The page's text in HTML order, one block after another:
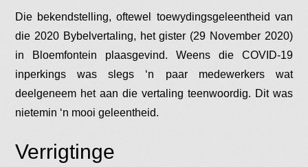
Die bekendstelling, oftewel toewydingsgeleentheid van
die 2020 Bybelvertaling, het gister (29 November 2020)
in Bloemfontein plaasgevind. Weens die COVID-19
inperkings was slegs ‘n paar medewerkers wat
deelgeneem het aan die vertaling teenwoordig. Dit was
nietemin ‘n mooi geleentheid.
Verrigtinge